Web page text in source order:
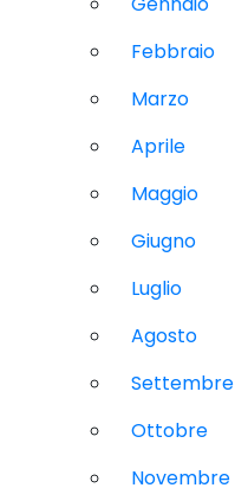
Febbraio
Marzo
Aprile
Maggio
Giugno
Luglio
Agosto
Settembre
Ottobre
Novembre